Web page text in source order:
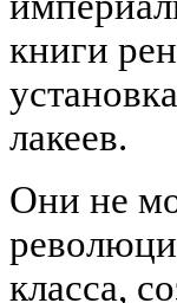
книги
лакеев.
Они не
класса,